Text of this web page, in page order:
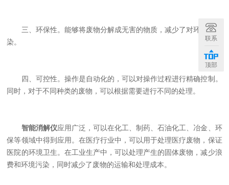
三、环保性。能够将废物分解成无害的物质，减少了对环境的污
染。
四、可控性。操作是自动化的，可以对操作过程进行精确控制。
同时，对于不同种类的废物，可以根据需要进行不同的处理。
智能消解仪应用广泛，可以在化工、制药、石油化工、冶金、环
保等领域中得到应用。在医疗行业中，可以用于处理医疗废物，保证
医院的环境卫生。在工业生产中，可以处理产生的固体废物，减少浪
费和环境污染，同时减少了废物的运输和处理成本。
联系
顶部